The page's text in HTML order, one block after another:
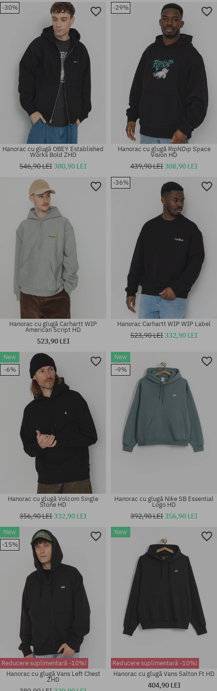
Mărimi existente:
M; L; XL; XXL
Mărimi existente:
-30%
Mărimi existente:
M; XL
Hanorac cu glugă OBEY Established
Works Bold ZHD
546,90 LEI380,90 LEI
-29%
Mărimi existente:
M; L; XL; XXL
Hanorac cu glugă RipNDip Space
Vision HD
439,90 LEI308,90 LEI
Mărimi existente:
M; L; XXL
Hanorac cu glugă Carhartt WIP
American Script HD
523,90 LEI
-36%
Mărimi existente:
Hanorac Carhartt WIP WIP Label
523,90 LEI332,90 LEI
New
-6%
Hanorac cu glugă Volcom Single
Stone HD
356,90 LEI332,90 LEI
New
-9%
Hanorac cu glugă Nike SB Essential
Logo HD
392,90 LEI356,90 LEI
New
-15%
Reducere suplimentară -10%!
Hanorac cu glugă Vans Left Chest
ZHD
New
Reducere suplimentară -10%!
Hanorac cu glugă Vans Salton Ft HD
404,90 LEI